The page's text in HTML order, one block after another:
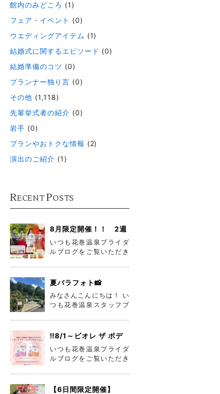
館内のみどころ (1)
フェア・イベント (0)
ウエディングアイテム (1)
結婚式に関するエピソード (0)
結婚準備のコツ (0)
プランナー独り言 (0)
その他 (1,118)
先輩挙式者の紹介 (0)
岩手 (0)
プランやおトクな情報 (2)
演出のご紹介 (1)
RECENTPOSTS
8月限定開催！！ 2週
連続花巻温泉コスチュ
ームフェア
いつも花巻温泉ブライダ
ルブログをご覧いただき
😊 今月8/22～30まで2
週連続
夏バラフォト📸
みなさんこんにちは！ い
つも花巻温泉スタッフブ
す°˖✧◝(⁰▿⁰
‼️8/1～ビオレ ザ ボデ
ィ詰め合わせプレゼン
ト‼️
いつも花巻温泉ブライダ
ルブログをご覧いただき
す😎 岩手ももうすぐ梅雨
が明けそう
【6日間限定開催】